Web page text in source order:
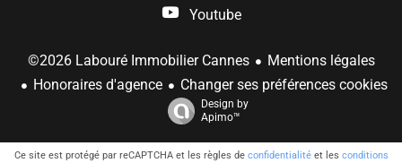
Youtube
©2026 Labouré Immobilier Cannes
Mentions légales
Honoraires d'agence
Changer ses préférences cookies
Design by
Apimo™
Ce site est protégé par reCAPTCHA et les règles de confidentialitéet les conditions